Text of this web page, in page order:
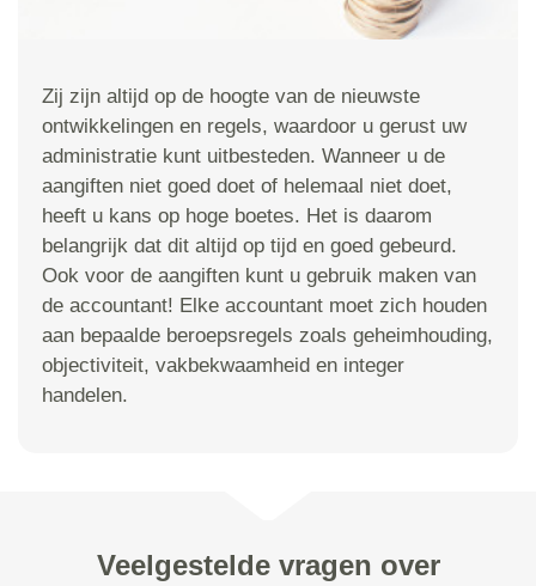
Zij zijn altijd op de hoogte van de nieuwste
ontwikkelingen en regels, waardoor u gerust uw
administratie kunt uitbesteden. Wanneer u de
aangiften niet goed doet of helemaal niet doet,
heeft u kans op hoge boetes. Het is daarom
belangrijk dat dit altijd op tijd en goed gebeurd.
Ook voor de aangiften kunt u gebruik maken van
de accountant! Elke accountant moet zich houden
aan bepaalde beroepsregels zoals geheimhouding,
objectiviteit, vakbekwaamheid en integer
handelen.
Veelgestelde vragen over